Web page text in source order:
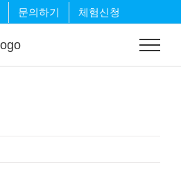
문의하기 체험신청